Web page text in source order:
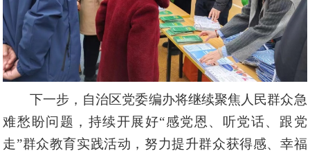
下一步，自治区党委编办将继续聚焦人民群众急
难愁盼问题，持续开展好“感党恩、听党话、跟党
走”群众教育实践活动 ，努力提升群众获得感、幸福